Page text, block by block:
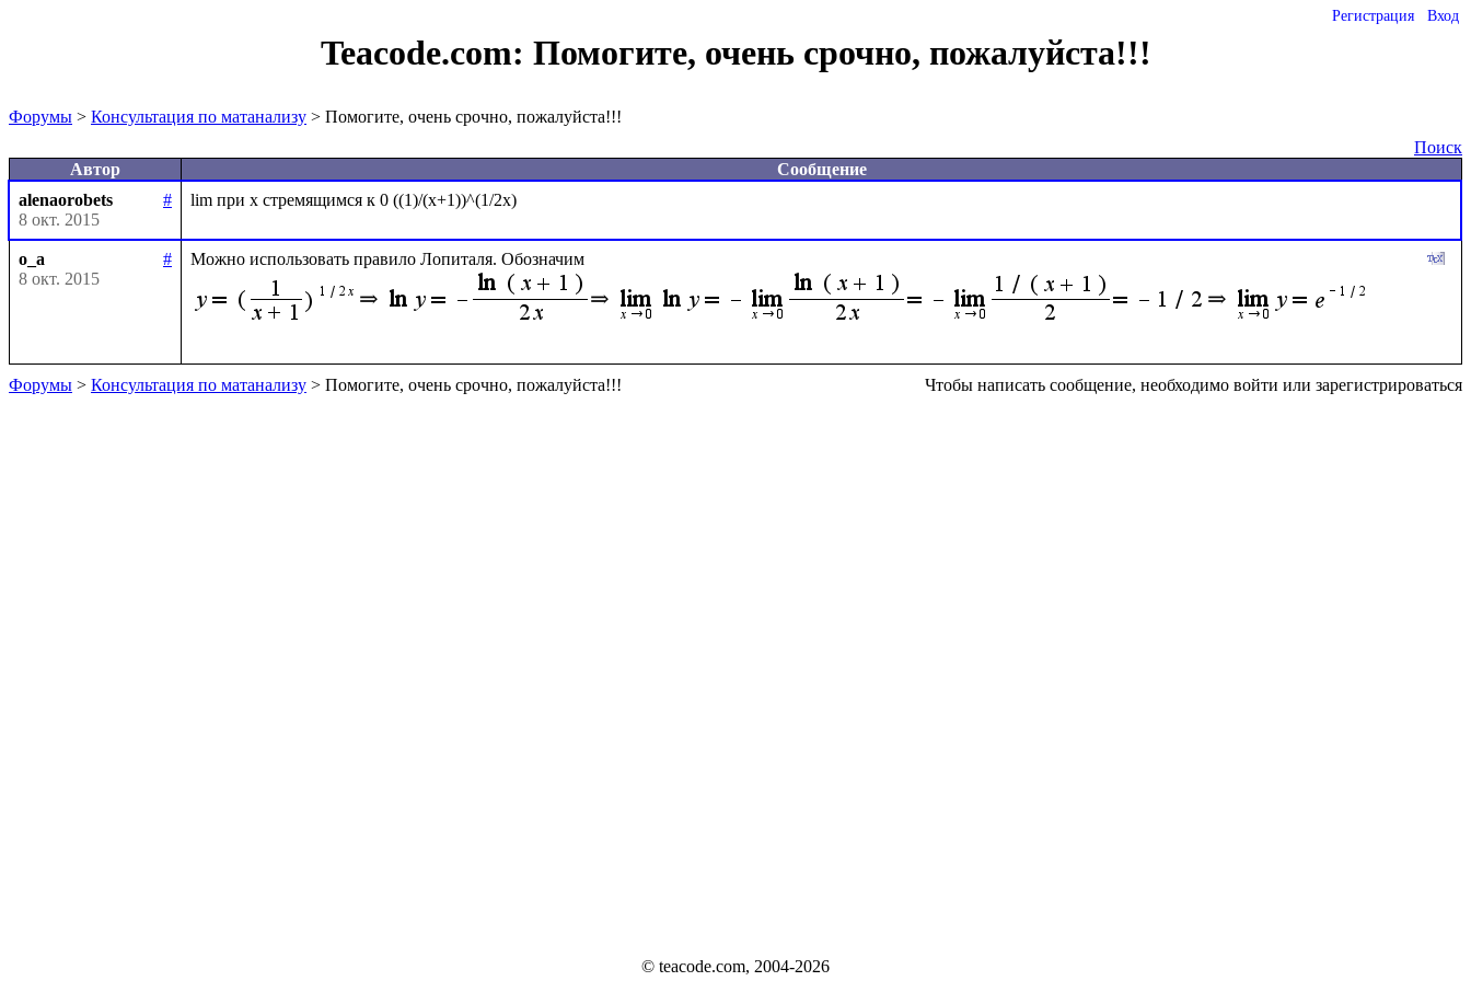
Регистрация Вход
Teacode.com: Помогите, очень срочно, пожалуйста!!!
Форумы > Консультация по матанализу > Помогите, очень срочно, пожалуйста!!!
Поиск
Автор
Сообщение
alenaorobets
#
8 окт. 2015
o_a
#
8 окт. 2015
Можно использовать правило Лопиталя. Обозначим
Форумы > Консультация по матанализу > Помогите, очень срочно, пожалуйста!!! Чтобы написать сообщение, необходимо войти или зарегистрироваться
© teacode.com, 2004-2026